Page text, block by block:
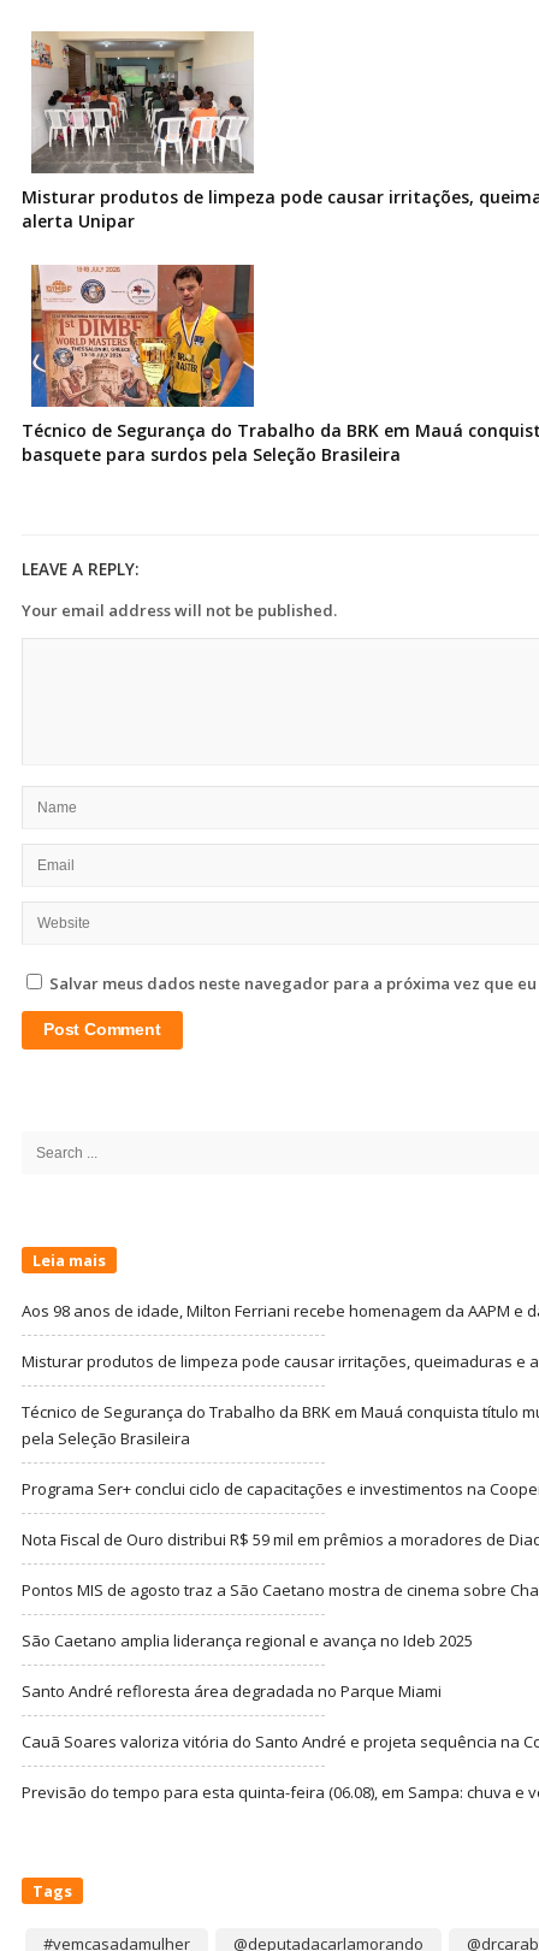
Misturar produtos de limpeza pode causar irritações,
alerta Unipar
Técnico de Segurança do Trabalho da BRK em Mauá
basquete para surdos pela Seleção Brasileira
LEAVE A REPLY:
Your email address will not be published.
Salvar meus dados neste navegador para a próxima vez que
Search
Leia mais
Aos 98 anos de idade, Milton Ferriani recebe homenagem da AAPM e
Misturar produtos de limpeza pode causar irritações, queimaduras e
Técnico de Segurança do Trabalho da BRK em Mauá conquista título
pela Seleção Brasileira
Programa Ser+ conclui ciclo de capacitações e investimentos na
Nota Fiscal de Ouro distribui R$ 59 mil em prêmios a moradores de
Pontos MIS de agosto traz a São Caetano mostra de cinema sobre
São Caetano amplia liderança regional e avança no Ideb 2025
Santo André refloresta área degradada no Parque Miami
Cauã Soares valoriza vitória do Santo André e projeta sequência na
Previsão do tempo para esta quinta-feira (06.08), em Sampa: chuva e
Tags
#vemcasadamulher @deputadacarlamorando